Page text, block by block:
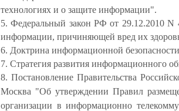
технологиях и о защите информации".
5. Федеральный закон РФ от 29.12.2010
информации, причиняющей вред их
6. Доктрина информационной
7. Стратегия развития информационного
8. Постановление Правительства
Москва "Об утверждении Правил
организации в информационно